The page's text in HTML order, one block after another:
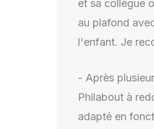
et sa collègue
au plafond
l'enfant. Je
- Après
Philabout à
adapté en